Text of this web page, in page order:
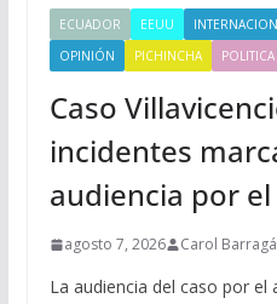
ECUADOR EEUU
OPINIÓN
PICHINCHA POLITICA
Caso
incidentes
audiencia por
agosto 7, 2026 Carol
La audiencia del caso por el